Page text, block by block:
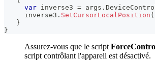
var inverse3 = args .
     inverse3
. SetCursorLocalPosition (
}
}
Assurez-vous que le script
script contrôlant l'appareil est désactivé.